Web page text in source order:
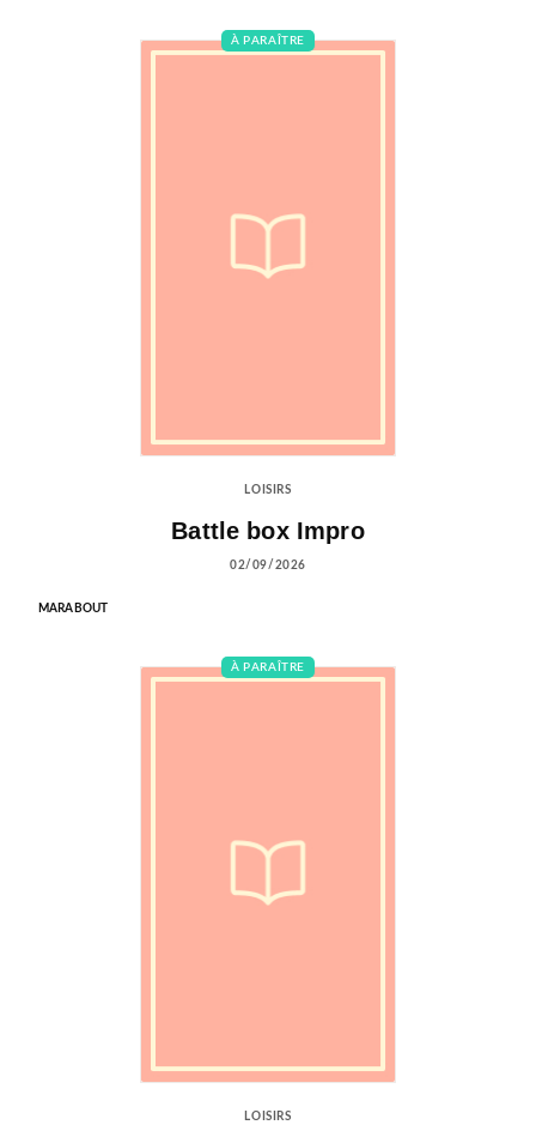
À PARAÎTRE
LOISIRS
Battle box Impro
02/09/2026
MARABOUT
À PARAÎTRE
LOISIRS